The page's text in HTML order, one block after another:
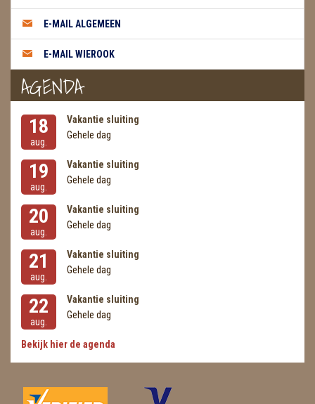
E-MAIL ALGEMEEN
E-MAIL WIEROOK
AGENDA
18
aug.
Vakantie sluiting
Gehele dag
19
aug.
Vakantie sluiting
Gehele dag
20
aug.
Vakantie sluiting
Gehele dag
21
aug.
Vakantie sluiting
Gehele dag
22
aug.
Vakantie sluiting
Gehele dag
Bekijk hier de agenda